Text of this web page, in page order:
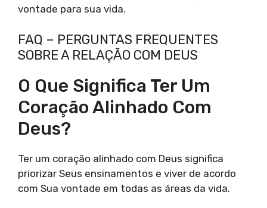
vontade para sua vida.
FAQ – PERGUNTAS FREQUENTES
SOBRE A RELAÇÃO COM DEUS
O Que Significa Ter Um
Coração Alinhado Com
Deus?
Ter um coração alinhado com Deus significa
priorizar Seus ensinamentos e viver de acordo
com Sua vontade em todas as áreas da vida.